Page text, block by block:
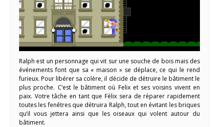
Ralph est un personnage qui vit sur une souche de bois mais des
événements font que sa « maison » se déplace, ce qui le rend
furieux. Pour libérer sa colère, il décide de détruire le bâtiment le
plus proche. C’est le bâtiment où Felix et ses voisins vivent en
paix. Votre tâche en tant que Félix sera de réparer rapidement
toutes les fenêtres que détruira Ralph, tout en évitant les briques
qu’il vous jettera ainsi que les oiseaux qui volent autour du
bâtiment.